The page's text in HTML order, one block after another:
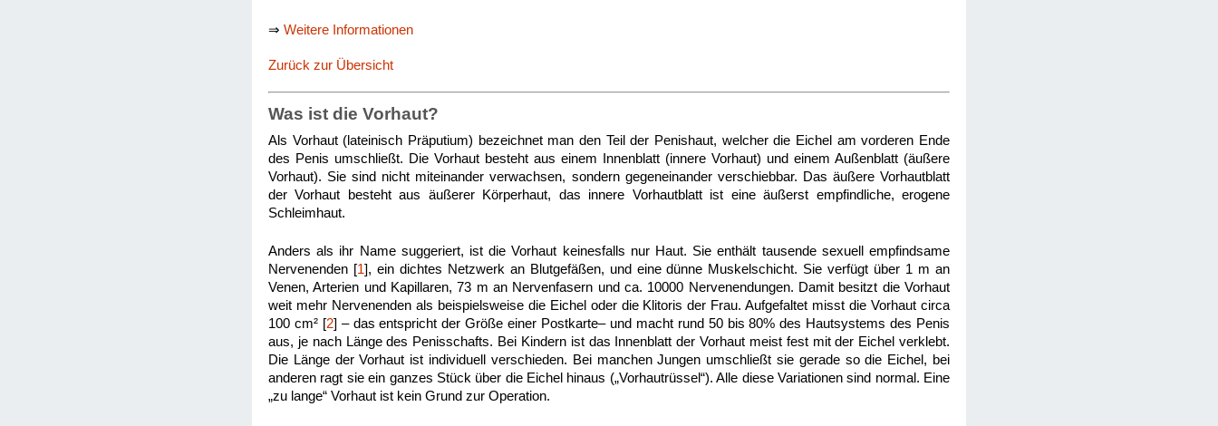
⇒ Weitere Informationen
Zurück zur Übersicht
Was ist die Vorhaut?
Als Vorhaut (lateinisch Präputium) bezeichnet man den Teil der Penishaut, welcher die Eichel am vorderen Ende
des Penis umschließt. Die Vorhaut besteht aus einem Innenblatt (innere Vorhaut) und einem Außenblatt (äußere
Vorhaut). Sie sind nicht miteinander verwachsen, sondern gegeneinander verschiebbar. Das äußere Vorhautblatt
der Vorhaut besteht aus äußerer Körperhaut, das innere Vorhautblatt ist eine äußerst empfindliche, erogene
Schleimhaut.
Anders als ihr Name suggeriert, ist die Vorhaut keinesfalls nur Haut. Sie enthält tausende sexuell empfindsame
Nervenenden [1], ein dichtes Netzwerk an Blutgefäßen, und eine dünne Muskelschicht. Sie verfügt über 1 m an
Venen, Arterien und Kapillaren, 73 m an Nervenfasern und ca. 10000 Nervenendungen. Damit besitzt die Vorhaut
weit mehr Nervenenden als beispielsweise die Eichel oder die Klitoris der Frau. Aufgefaltet misst die Vorhaut circa
100 cm² [2] – das entspricht der Größe einer Postkarte– und macht rund 50 bis 80% des Hautsystems des Penis
aus, je nach Länge des Penisschafts. Bei Kindern ist das Innenblatt der Vorhaut meist fest mit der Eichel verklebt.
Die Länge der Vorhaut ist individuell verschieden. Bei manchen Jungen umschließt sie gerade so die Eichel, bei
anderen ragt sie ein ganzes Stück über die Eichel hinaus („Vorhautrüssel“). Alle diese Variationen sind normal. Eine
„zu lange“ Vorhaut ist kein Grund zur Operation.